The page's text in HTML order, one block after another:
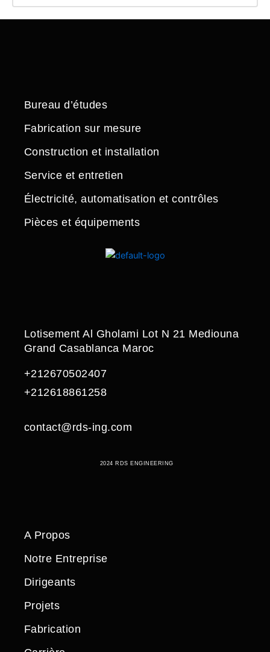
Bureau d’études
Fabrication sur mesure
Construction et installation
Service et entretien
Électricité, automatisation et contrôles
Pièces et équipements
Lotisement Al Gholami Lot N 21 Mediouna
Grand Casablanca Maroc
+212670502407
+212618861258
contact@rds-ing.com
2024 RDS ENGINEERING
A Propos
Notre Entreprise
Dirigeants
Projets
Fabrication